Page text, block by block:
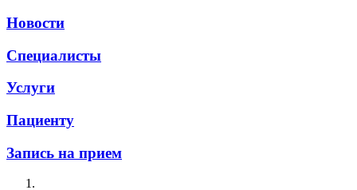
Новости
Специалисты
Услуги
Пациенту
Запись на прием